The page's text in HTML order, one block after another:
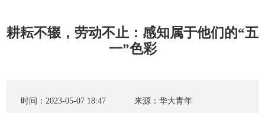
耕耘不辍，劳动不止：感知属于他们的“五
一”色彩
时间：2023-05-07 18:47
来源：华大青年